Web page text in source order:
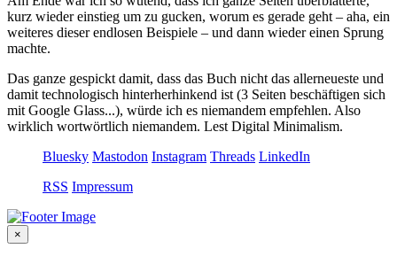
kurz wieder einstieg um zu gucken, worum es gerade geht – aha, ein
weiteres dieser endlosen Beispiele – und dann wieder einen Sprung
machte.
Das ganze gespickt damit, dass das Buch nicht das allerneueste und
damit technologisch hinterherhinkend ist (3 Seiten beschäftigen sich
mit Google Glass...), würde ich es niemandem empfehlen. Also
wirklich wortwörtlich niemandem. Lest Digital Minimalism.
Bluesky Mastodon Instagram Threads LinkedIn
RSS Impressum
×